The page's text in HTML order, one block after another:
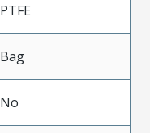
PTFE
Bag
No